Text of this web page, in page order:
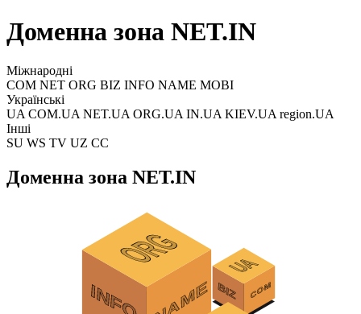
Доменна зона NET.IN
Міжнародні
COM NET ORG BIZ INFO NAME MOBI
Українські
UA COM.UA NET.UA ORG.UA IN.UA KIEV.UA region.UA
Інші
SU WS TV UZ CC
Доменна зона NET.IN